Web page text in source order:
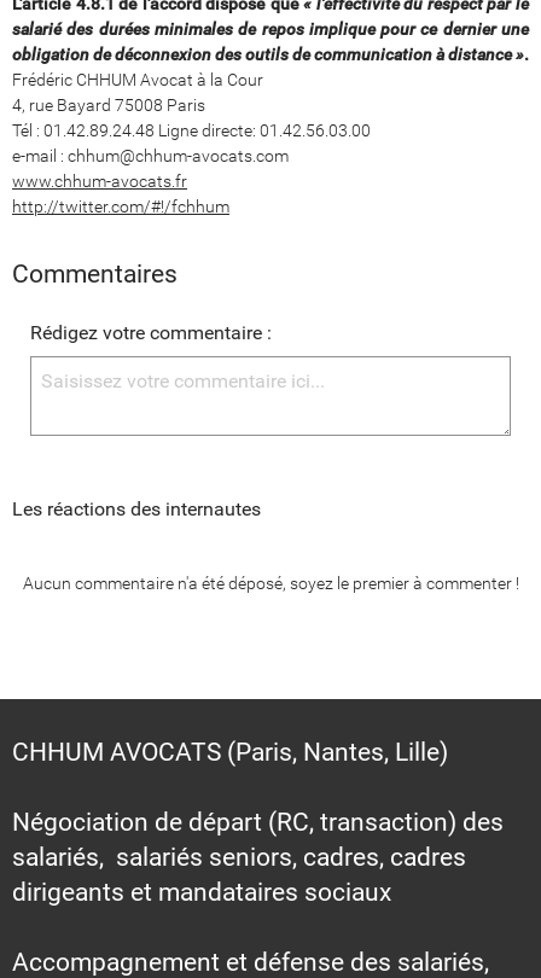
salarié des durées minimales de repos implique pour ce dernier une
obligation de déconnexion des outils de communication à distance ».
Frédéric CHHUM Avocat à la Cour
4, rue Bayard 75008 Paris
Tél : 01.42.89.24.48 Ligne directe: 01.42.56.03.00
e-mail : chhum@chhum-avocats.com
www.chhum-avocats.fr
http://twitter.com/#!/fchhum
Commentaires
Rédigez votre commentaire :
Les réactions des internautes
Aucun commentaire n'a été déposé, soyez le premier à commenter !
CHHUM AVOCATS (Paris, Nantes, Lille)
Négociation de départ (RC, transaction) des
salariés, salariés seniors, cadres, cadres
dirigeants et mandataires sociaux
Accompagnement et défense des salariés,